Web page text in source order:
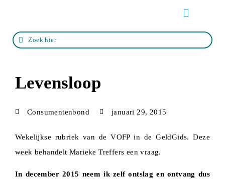
Levensloop
Consumentenbond januari 29, 2015
Wekelijkse rubriek van de VOFP in de GeldGids. Deze
week behandelt Marieke Treffers een vraag.
In december 2015 neem ik zelf ontslag en ontvang dus